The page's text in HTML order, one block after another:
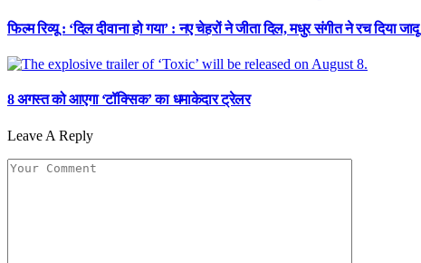
फिल्म रिव्यू : ‘दिल दीवाना हो गया’ : नए चेहरों ने जीता दिल, मधुर संगीत ने रच दिया जादू
8 अगस्त को आएगा ‘टॉक्सिक’ का धमाकेदार ट्रेलर
Leave A Reply